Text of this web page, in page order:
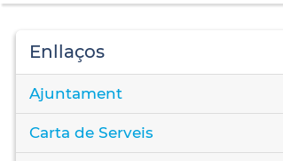
Enllaços
Ajuntament
Carta de Serveis